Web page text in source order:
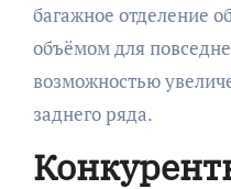
багажное отделение
объёмом для
возможностью
заднего ряда.